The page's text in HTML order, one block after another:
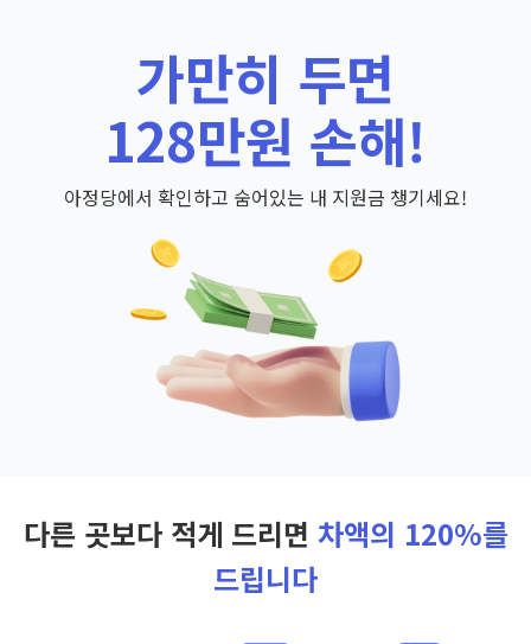
가만히 두면
128만원 손해!
아정당에서 확인하고 숨어있는 내 지원금 챙기세요!
다른 곳보다 적게 드리면 차액의 120%를
드립니다